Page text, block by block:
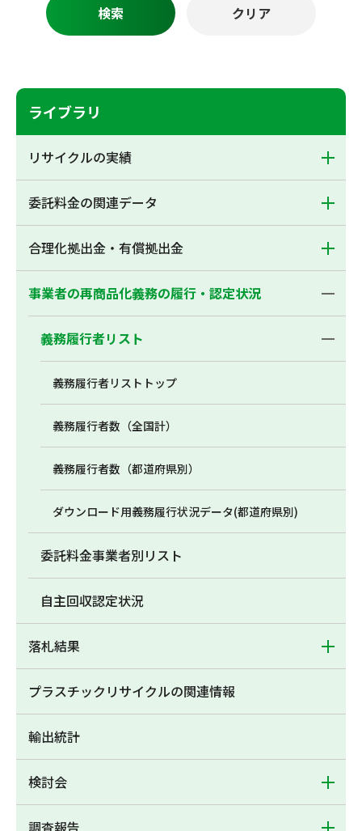
ライブラリ
リサイクルの実績
委託料金の関連データ
合理化拠出金・有償拠出金
事業者の再商品化義務の履行・認定状況
義務履行者リスト
義務履行者リストトップ
義務履行者数（全国計）
義務履行者数（都道府県別）
ダウンロード用義務履行状況データ(都道府県別)
委託料金事業者別リスト
自主回収認定状況
落札結果
プラスチックリサイクルの関連情報
輸出統計
検討会
調査報告